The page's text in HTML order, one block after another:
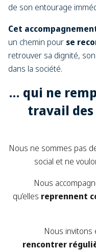
de son entourage
Cet
un chemin pour se
retrouver sa dignité,
dans la société.
… qui ne
travail
Nous ne sommes pas
social et ne
Nous
qu’elles reprennent
Nous invitons
rencontrer